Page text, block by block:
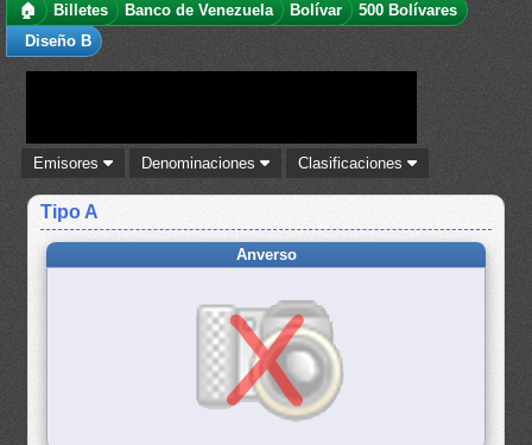
🏠 Billetes Banco de Venezuela Bolívar
500 Bolívares
Diseño B
Emisores Denominaciones Clasificaciones
Tipo A
Anverso